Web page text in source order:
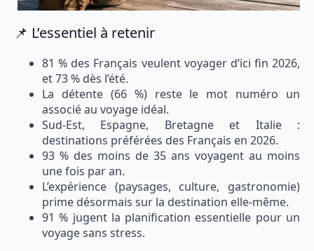
📌 L’essentiel à retenir
81 % des Français veulent voyager d’ici fin 2026,
et 73 % dès l’été.
La détente (66 %) reste le mot numéro un
associé au voyage idéal.
Sud-Est, Espagne, Bretagne et Italie :
destinations préférées des Français en 2026.
93 % des moins de 35 ans voyagent au moins
une fois par an.
L’expérience (paysages, culture, gastronomie)
prime désormais sur la destination elle-même.
91 % jugent la planification essentielle pour un
voyage sans stress.